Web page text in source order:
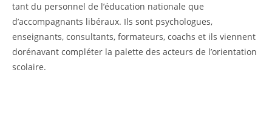
tant du personnel de l’éducation nationale que
d’accompagnants libéraux. Ils sont psychologues,
enseignants, consultants, formateurs, coachs et ils viennent
dorénavant compléter la palette des acteurs de l’orientation
scolaire.